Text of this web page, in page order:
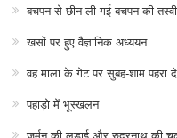
बचपन से छीन ली गई बचपन की
खसों पर हुए वैज्ञानिक अध्ययन
वह माला के गेट पर सुबह-शाम पहरा
पहाड़ो में भूस्खलन